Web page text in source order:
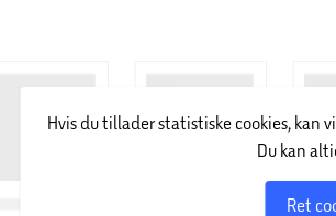
Hvis du tillader statistiske cookies, kan
Du kan
Ret